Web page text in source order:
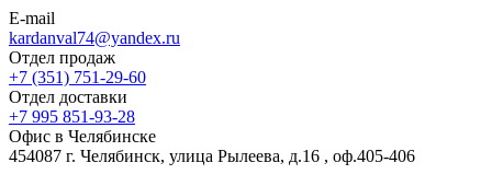
E-mail
kardanval74@yandex.ru
Отдел продаж
+7 (351) 751-29-60
Отдел доставки
+7 995 851-93-28
Офис в Челябинске
454087 г. Челябинск, улица Рылеева, д.16 , оф.405-406